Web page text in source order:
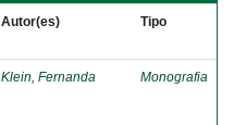
Autor(es) Tipo
Klein, Fernanda Monografia